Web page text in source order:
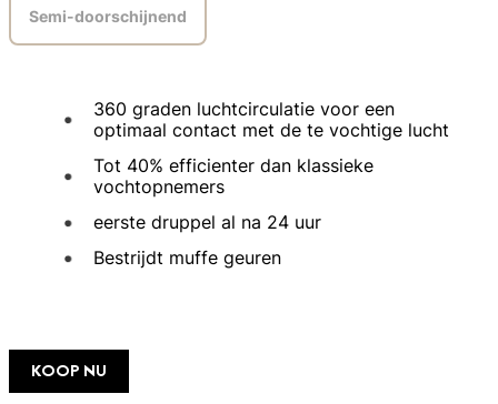
Semi-doorschijnend
360 graden luchtcirculatie voor een
optimaal contact met de te vochtige lucht
Tot 40% efficienter dan klassieke
vochtopnemers
eerste druppel al na 24 uur
Bestrijdt muffe geuren
KOOP NU